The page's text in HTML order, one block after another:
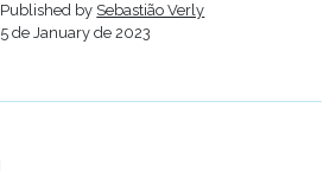
Published by Sebastião Verly
5 de January de 2023